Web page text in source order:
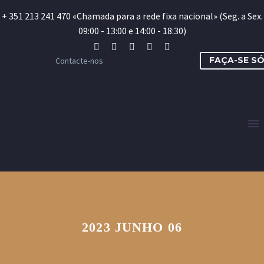
+ 351 213 241 470 «Chamada para a rede fixa nacional» (Seg. a Sex.
09:00 - 13:00 e 14:00 - 18:30)
Contacte-nos FAÇA-SE
2023 JUNHO 06